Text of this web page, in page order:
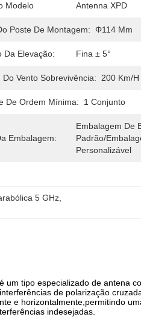
Modelo Antenna XPD
Poste De Montagem: Φ114 Mm
Da Elevação: Fina ± 5°
Do Vento Sobrevivência: 200 Km/h
De Ordem Mínima: 1 Conjunto
Embalagem:
Embalagem De
Padrão/
Personalizável
5 GHz
um tipo especializado de antena
de polarização
e horizontalmente,permitindo
indesejadas.